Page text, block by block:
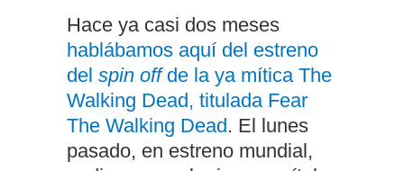
Hace ya casi dos meses
hablábamos aquí del estreno
del spin offde la ya mítica The
Walking Dead, titulada Fear
The Walking Dead . El lunes
pasado, en estreno mundial,